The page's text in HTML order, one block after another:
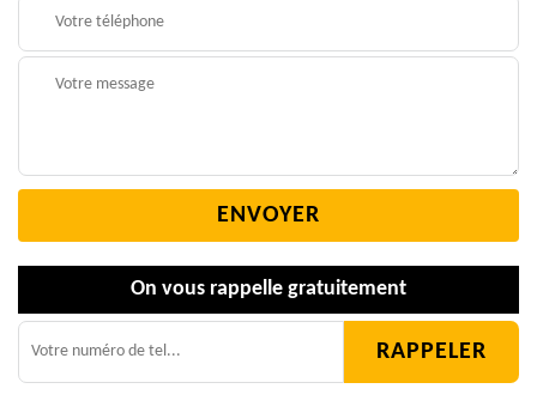
On vous rappelle gratuitement